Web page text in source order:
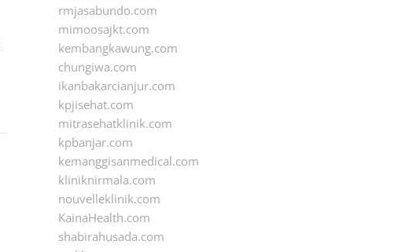
rmjasabundo.com
mimoosajkt.com
kembangkawung.com
chungiwa.com
ikanbakarcianjur.com
kpjisehat.com
mitrasehatklinik.com
kpbanjar.com
kemanggisanmedical.com
kliniknirmala.com
nouvelleklinik.com
KainaHealth.com
shabirahusada.com